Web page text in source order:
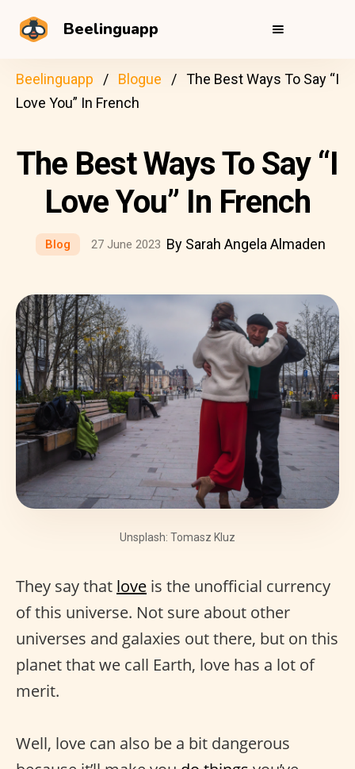
Beelinguapp
Beelinguapp Blogue
The Best Ways To Say “I
Love You” In French
The Best Ways To Say “I
Love You” In French
Blog 27 June 2023 By Sarah Angela Almaden
Unsplash: Tomasz Kluz
They say that love is the unofficial currency
of this universe. Not sure about other
universes and galaxies out there, but on this
planet that we call Earth, love has a lot of
merit.
Well, love can also be a bit dangerous